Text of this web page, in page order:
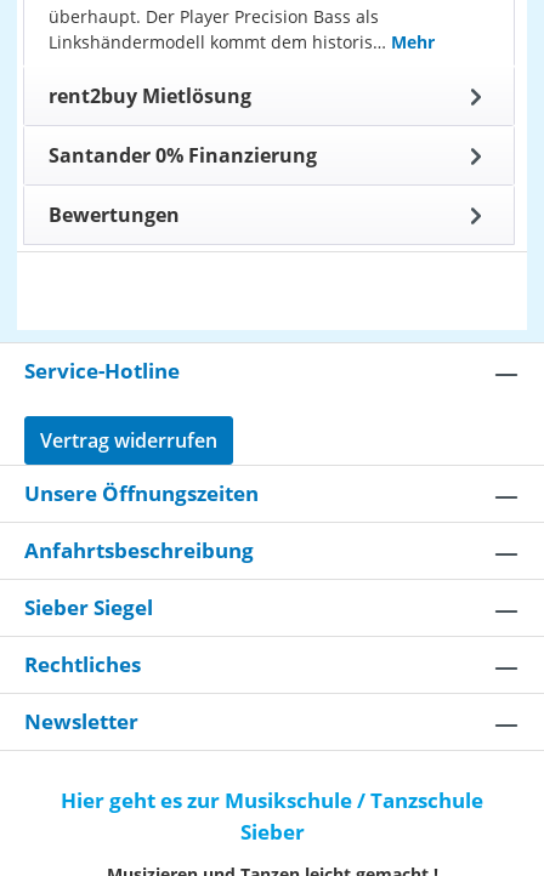
überhaupt. Der Player Precision Bass als
Linkshändermodell kommt dem historis… Mehr
rent2buy Mietlösung
Santander 0% Finanzierung
Bewertungen
Service-Hotline
Vertrag widerrufen
Unsere Öffnungszeiten
Anfahrtsbeschreibung
Sieber Siegel
Rechtliches
Newsletter
Hier geht es zur Musikschule / Tanzschule
Sieber